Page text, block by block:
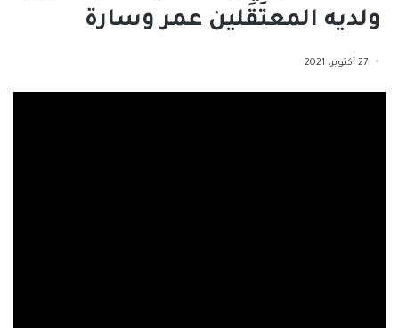
ولديه المعتَقَلين عمر وسارة
27 أكتوبر، 2021